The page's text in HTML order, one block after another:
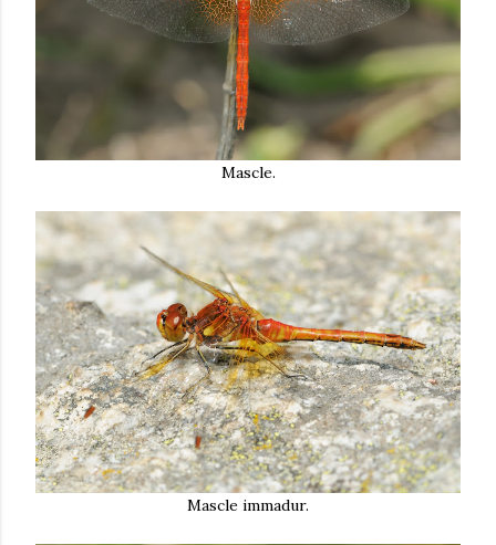
Mascle.
Mascle immadur.